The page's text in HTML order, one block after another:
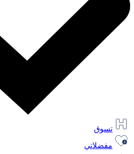
تسوق
مفضلاتي